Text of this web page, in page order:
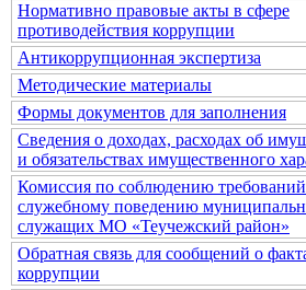
Нормативно правовые акты в сфере
противодействия коррупции
Антикоррупционная экспертиза
Методические материалы
Формы документов для заполнения
Сведения о доходах, расходах об
и обязательствах имущественного
Комиссия по соблюдению
служебному поведению
служащих МО «Теучежский район»
Обратная связь для сообщений о
коррупции